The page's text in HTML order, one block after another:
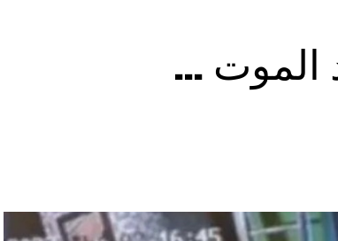
الموت …